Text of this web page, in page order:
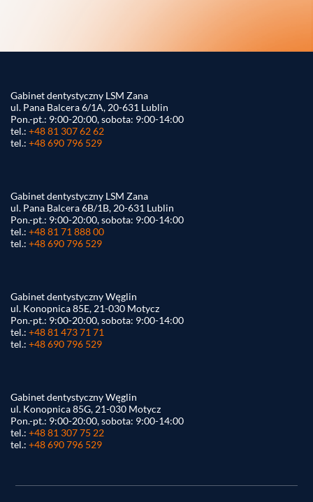
Gabinet dentystyczny LSM Zana
ul. Pana Balcera 6/1A, 20-631 Lublin
Pon.-pt.: 9:00-20:00, sobota: 9:00-14:00
tel.: +48 81 307 62 62
tel.: +48 690 796 529
Gabinet dentystyczny LSM Zana
ul. Pana Balcera 6B/1B, 20-631 Lublin
Pon.-pt.: 9:00-20:00, sobota: 9:00-14:00
tel.: +48 81 71 888 00
tel.: +48 690 796 529
Gabinet dentystyczny Węglin
ul. Konopnica 85E, 21-030 Motycz
Pon.-pt.: 9:00-20:00, sobota: 9:00-14:00
tel.: +48 81 473 71 71
tel.: +48 690 796 529
Gabinet dentystyczny Węglin
ul. Konopnica 85G, 21-030 Motycz
Pon.-pt.: 9:00-20:00, sobota: 9:00-14:00
tel.: +48 81 307 75 22
tel.: +48 690 796 529